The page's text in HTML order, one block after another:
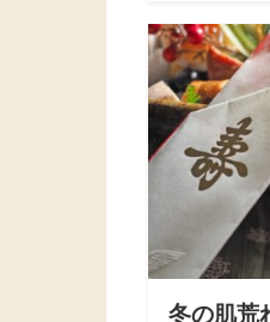
ている方も多
まらず、美白
冬の肌